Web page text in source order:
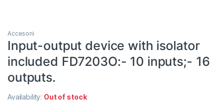
Accesorii
Input-output device with isolator
included FD7203O:- 10 inputs;- 16
outputs.
Availability: Out of stock